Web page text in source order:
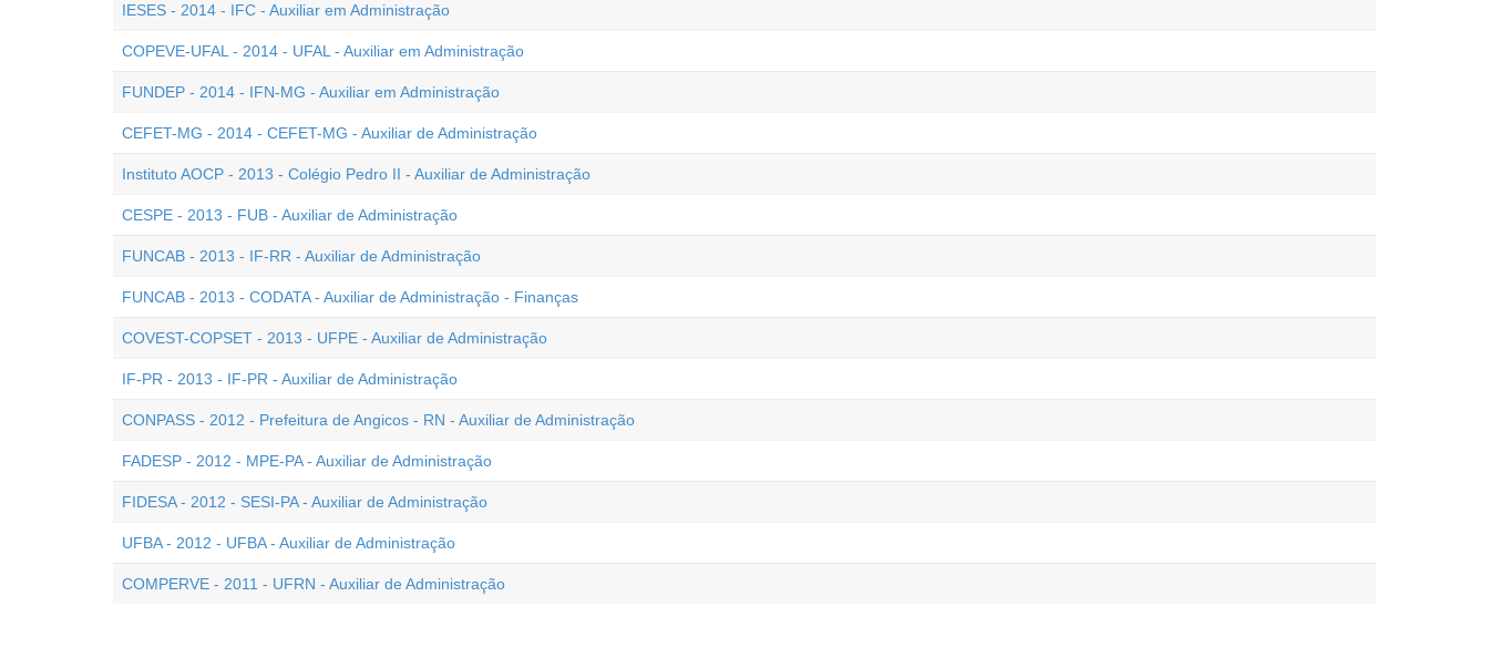
IESES - 2014 - IFC - Auxiliar em Administração
COPEVE-UFAL - 2014 - UFAL - Auxiliar em Administração
FUNDEP - 2014 - IFN-MG - Auxiliar em Administração
CEFET-MG - 2014 - CEFET-MG - Auxiliar de Administração
Instituto AOCP - 2013 - Colégio Pedro II - Auxiliar de Administração
CESPE - 2013 - FUB - Auxiliar de Administração
FUNCAB - 2013 - IF-RR - Auxiliar de Administração
FUNCAB - 2013 - CODATA - Auxiliar de Administração - Finanças
COVEST-COPSET - 2013 - UFPE - Auxiliar de Administração
IF-PR - 2013 - IF-PR - Auxiliar de Administração
CONPASS - 2012 - Prefeitura de Angicos - RN - Auxiliar de Administração
FADESP - 2012 - MPE-PA - Auxiliar de Administração
FIDESA - 2012 - SESI-PA - Auxiliar de Administração
UFBA - 2012 - UFBA - Auxiliar de Administração
COMPERVE - 2011 - UFRN - Auxiliar de Administração